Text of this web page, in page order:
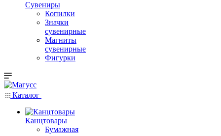
Сувениры
Копилки
Значки
сувенирные
Магниты
сувенирные
Фигурки
Каталог
Канцтовары
Бумажная